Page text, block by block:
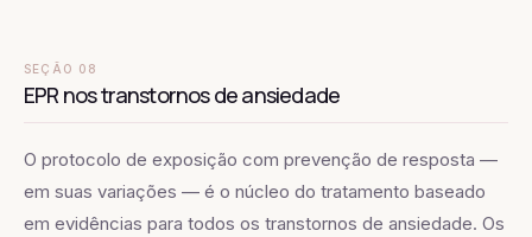
SEÇÃO 08
EPR nos transtornos de ansiedade
O protocolo de exposição com prevenção de resposta —
em suas variações — é o núcleo do tratamento baseado
em evidências para todos os transtornos de ansiedade. Os